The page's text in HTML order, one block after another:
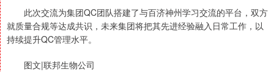
此次交流为集团QC团队搭建了与百济神州学习交流的平台，双方
就质量合规等达成共识，未来集团将把其先进经验融入日常工作，以
持续提升QC管理水平。
图文|联邦生物公司